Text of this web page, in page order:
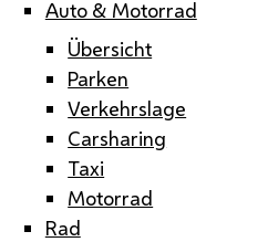
Auto & Motorrad
Übersicht
Parken
Verkehrslage
Carsharing
Taxi
Motorrad
Rad